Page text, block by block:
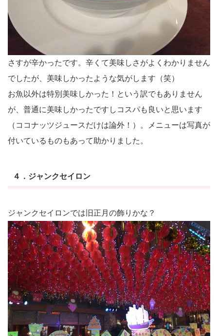
さすが辛かったです。辛くて美味しさがよくわかりません
でしたが、美味しかったような気がします（笑）
お魚以外は特別美味しかった！という訳でもありません
が、普通に美味しかったですしコスパも良いと思います
（ココナッツジュースだけは論外！）。メニューは写真が
付いているものもあって助かりました。
４．ジャンクセイロン
ジャンクセイロンでは旧正月の飾りかな？